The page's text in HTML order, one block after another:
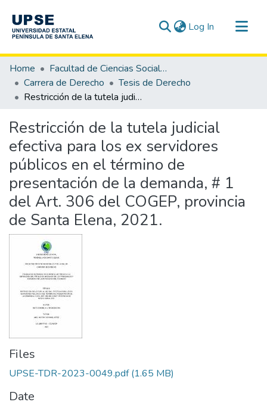
Log In (current)
Communities & Collections
All of DSpace
Statistics
Home
Facultad de Ciencias Sociales y de la Salud
Carrera de Derecho
Tesis de Derecho
Restricción de la tutela judicial efectiva para los ex servidores públicos en el término de presentación de la demanda, # 1 del Art. 306 del COGEP, provincia de Santa Elena, 2021.
Restricción de la tutela judicial
efectiva para los ex servidores
públicos en el término de
presentación de la demanda, # 1
del Art. 306 del COGEP, provincia
de Santa Elena, 2021.
Files
UPSE-TDR-2023-0049.pdf(1.65 MB)
Date